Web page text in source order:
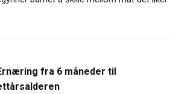
fra 6 måneder til